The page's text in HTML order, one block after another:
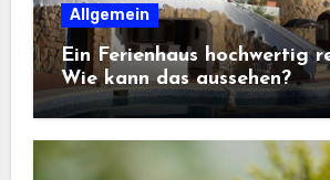
Allgemein
Ein Ferienhaus hochwertig
Wie kann das aussehen?